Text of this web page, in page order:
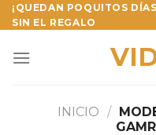
Skip
to
¡QUEDAN POQUITOS
SIN EL REGALO
INICIO /